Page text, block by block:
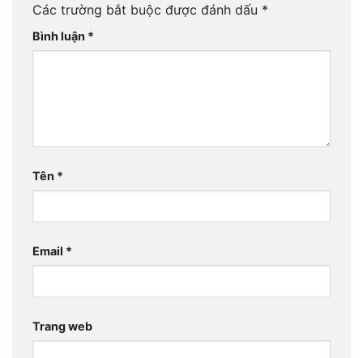
Các trường bắt buộc được đánh dấu *
Bình luận *
Tên *
Email *
Trang web